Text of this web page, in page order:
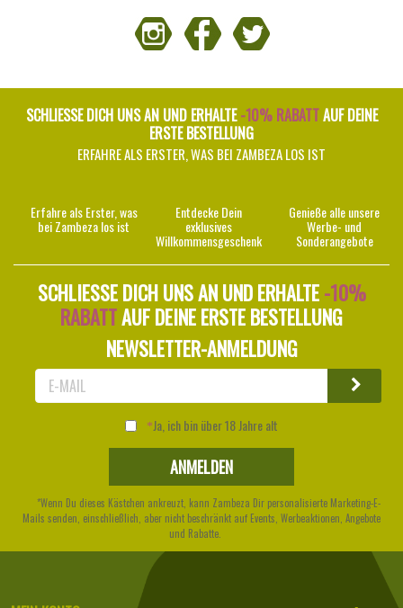
SCHLIESSE DICH UNS AN UND ERHALTE -10% RABATTAUF DEINE
ERSTE BESTELLUNG
ERFAHRE ALS ERSTER, WAS BEI ZAMBEZA LOS IST
Erfahre als Erster, was
bei Zambeza los ist
Entdecke Dein
exklusives
Willkommensgeschenk
Genieße alle unsere
Werbe- und
Sonderangebote
SCHLIESSE DICH UNS AN UND ERHALTE -10%
RABATTAUF DEINE ERSTE BESTELLUNG
NEWSLETTER-ANMELDUNG
Ja, ich bin über 18 Jahre alt
*Wenn Du dieses Kästchen ankreuzt, kann Zambeza Dir personalisierte Marketing-E-
Mails senden, einschließlich, aber nicht beschränkt auf Events, Werbeaktionen, Angebote
und Rabatte.